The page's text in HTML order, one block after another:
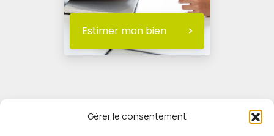
Gérer le consentement
Estimer mon bien